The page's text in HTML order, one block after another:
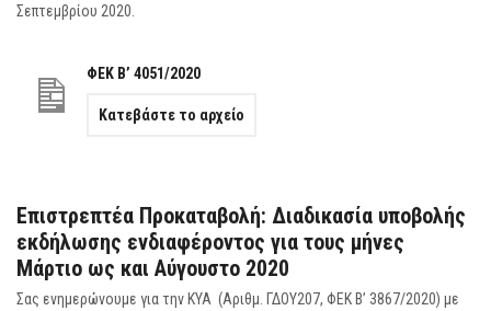
Σεπτεμβρίου 2020.
ΦΕΚ Β’ 4051/2020
Κατεβάστε το αρχείο
Επιστρεπτέα Προκαταβολή: Διαδικασία υποβολής
εκδήλωσης ενδιαφέροντος για τους μήνες
Μάρτιο ως και Αύγουστο 2020
Σας ενημερώνουμε για την ΚΥΑ (Αριθμ. ΓΔΟΥ207, ΦΕΚ Β’ 3867/2020) με